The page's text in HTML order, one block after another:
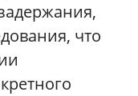
что